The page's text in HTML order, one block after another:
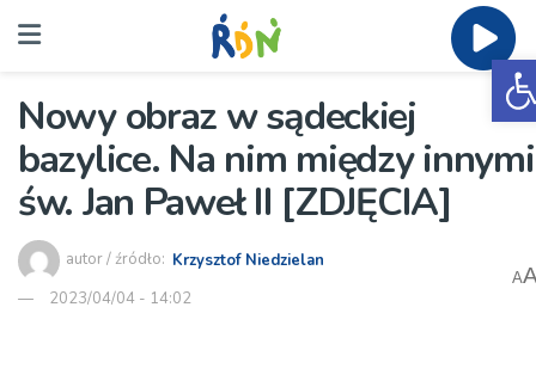
Nowy obraz w sądeckiej
bazylice. Na nim między innymi
św. Jan Paweł II [ZDJĘCIA]
autor / źródło: Krzysztof Niedzielan
2023/04/04 - 14:02
A